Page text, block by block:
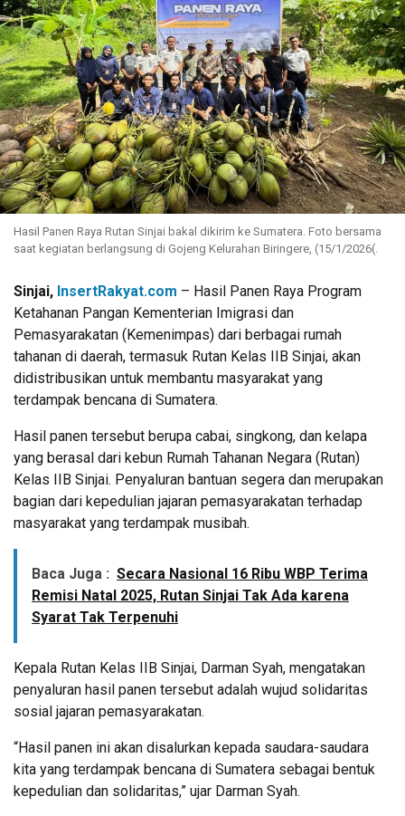
Hasil Panen Raya Rutan Sinjai bakal dikirim ke Sumatera. Foto bersama
saat kegiatan berlangsung di Gojeng Kelurahan Biringere, (15/1/2026(.
Sinjai, InsertRakyat.com – Hasil Panen Raya Program
Ketahanan Pangan Kementerian Imigrasi dan
Pemasyarakatan (Kemenimpas) dari berbagai rumah
tahanan di daerah, termasuk Rutan Kelas IIB Sinjai, akan
didistribusikan untuk membantu masyarakat yang
terdampak bencana di Sumatera.
Hasil panen tersebut berupa cabai, singkong, dan kelapa
yang berasal dari kebun Rumah Tahanan Negara (Rutan)
Kelas IIB Sinjai. Penyaluran bantuan segera dan merupakan
bagian dari kepedulian jajaran pemasyarakatan terhadap
masyarakat yang terdampak musibah.
Baca Juga : Secara Nasional 16 Ribu WBP Terima
Remisi Natal 2025, Rutan Sinjai Tak Ada karena
Syarat Tak Terpenuhi
Kepala Rutan Kelas IIB Sinjai, Darman Syah, mengatakan
penyaluran hasil panen tersebut adalah wujud solidaritas
sosial jajaran pemasyarakatan.
“Hasil panen ini akan disalurkan kepada saudara-saudara
kita yang terdampak bencana di Sumatera sebagai bentuk
kepedulian dan solidaritas,” ujar Darman Syah.